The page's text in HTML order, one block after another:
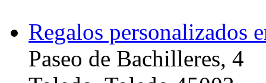
Regalos personalizados
Paseo de Bachilleres, 4